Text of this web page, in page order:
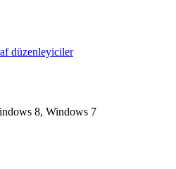
düzenleyiciler
8, Windows 7